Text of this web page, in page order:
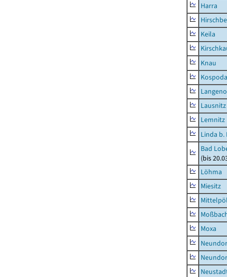
Harra
Keila
Knau
Kospoda
Lemnitz
Linda b.
Bad
(bis
Löhma
Miesitz
Moxa